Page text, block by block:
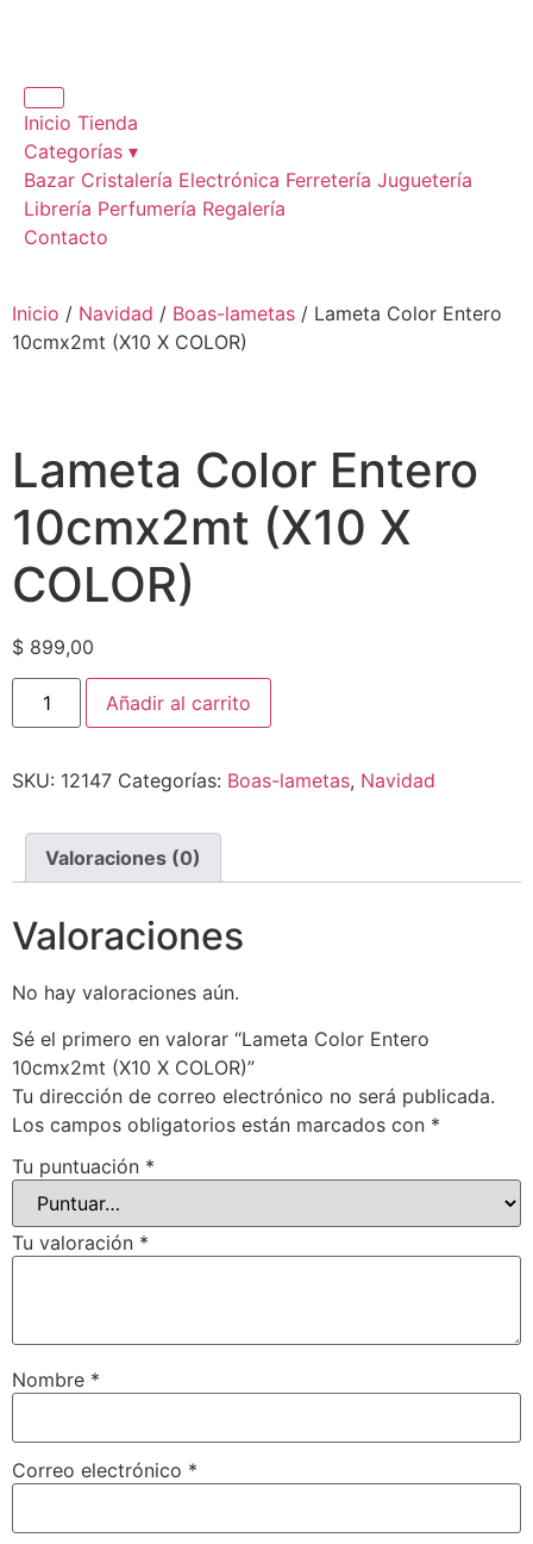
Inicio Tienda
Categorías ▾
Bazar Cristalería Electrónica Ferretería Juguetería
Librería Perfumería Regalería
Contacto
Inicio / Navidad / Boas-lametas / Lameta Color Entero
10cmx2mt (X10 X COLOR)
Lameta Color Entero
10cmx2mt (X10 X
COLOR)
$ 899,00
Añadir al carrito
SKU: 12147 Categorías: Boas-lametas, Navidad
Valoraciones (0)
Valoraciones
No hay valoraciones aún.
Sé el primero en valorar “Lameta Color Entero
10cmx2mt (X10 X COLOR)”
Tu dirección de correo electrónico no será publicada.
Los campos obligatorios están marcados con *
Tu puntuación *
Tu valoración *
Nombre *
Correo electrónico *